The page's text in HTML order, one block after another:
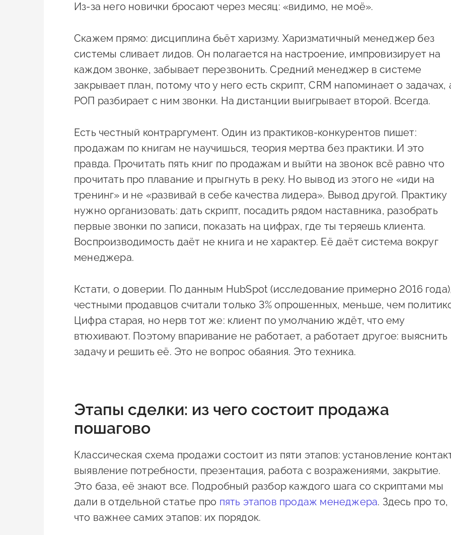
Из-за него новички бросают через месяц: «видимо, не моё».
Скажем прямо: дисциплина бьёт харизму. Харизматичный менеджер без
системы сливает лидов. Он полагается на настроение, импровизирует на
каждом звонке, забывает перезвонить. Средний менеджер в системе
закрывает план, потому что у него есть скрипт, CRM напоминает о задачах,
РОП разбирает с ним звонки. На дистанции выигрывает второй. Всегда.
Есть честный контраргумент. Один из практиков-конкурентов пишет:
продажам по книгам не научишься, теория мертва без практики. И это
правда. Прочитать пять книг по продажам и выйти на звонок всё равно что
прочитать про плавание и прыгнуть в реку. Но вывод из этого не «иди на
тренинг» и не «развивай в себе качества лидера». Вывод другой. Практику
нужно организовать: дать скрипт, посадить рядом наставника, разобрать
первые звонки по записи, показать на цифрах, где ты теряешь клиента.
Воспроизводимость даёт не книга и не характер. Её даёт система вокруг
менеджера.
Кстати, о доверии. По данным HubSpot (исследование примерно 2016
честными продавцов считали только 3% опрошенных, меньше, чем
Цифра старая, но нерв тот же: клиент по умолчанию ждёт, что ему
втюхивают. Поэтому впаривание не работает, а работает другое: выяснить
задачу и решить её. Это не вопрос обаяния. Это техника.
Этапы сделки: из чего состоит продажа
пошагово
Классическая схема продажи состоит из пяти этапов: установление
выявление потребности, презентация, работа с возражениями, закрытие.
Это база, её знают все. Подробный разбор каждого шага со скриптами мы
дали в отдельной статье про пять этапов продаж менеджера. Здесь про то,
что важнее самих этапов: их порядок.